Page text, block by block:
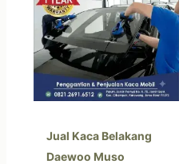
Jual Kaca Belakang
Daewoo Muso